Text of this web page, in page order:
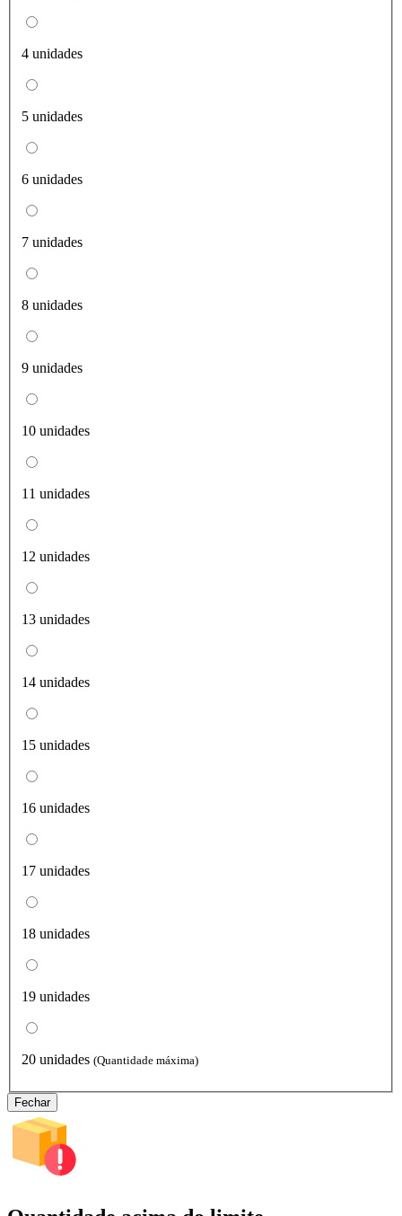
4 unidades
5 unidades
6 unidades
7 unidades
8 unidades
9 unidades
10 unidades
11 unidades
12 unidades
13 unidades
14 unidades
15 unidades
16 unidades
17 unidades
18 unidades
19 unidades
20 unidades (Quantidade máxima)
Fechar